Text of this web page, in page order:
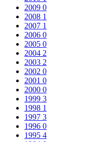
2009 0
2008 1
2007 1
2006 0
2005 0
2004 2
2003 2
2002 0
2001 0
2000 0
1999 3
1998 1
1997 3
1996 0
1995 4